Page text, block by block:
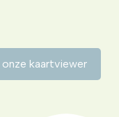
onze kaartviewer